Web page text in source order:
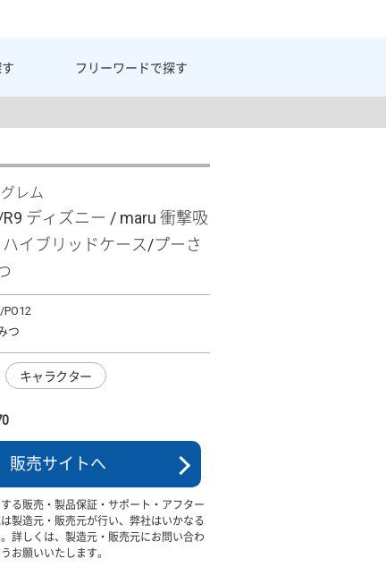
フリーワードで探す
レム
R9 ディズニー / maru 衝撃吸
イブリッドケース/プーさ
PO12
つ
キャラクター
販売サイトへ
る販売・製品保証・サポート・アフター
製造元・販売元が行い、弊社はいかなる
詳しくは、製造元・販売元にお問い合わ
お願いいたします。